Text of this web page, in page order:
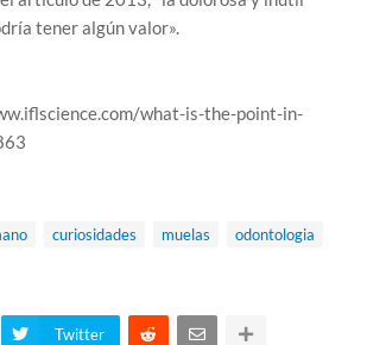
tener algún valor».
what-is-the-point-in-
curiosidades muelas
odontologia
Twitter